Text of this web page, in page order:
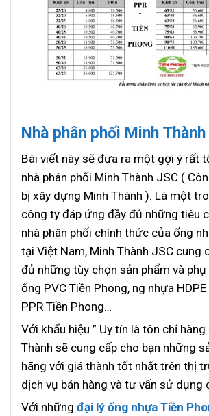
Nhà phân phối Minh
Bài viết này sẽ đưa ra một gợi ý rất
nhà phân phối Minh Thành JSC (
bị xây dựng Minh Thành ). Là một
công ty đáp ứng đầy đủ những tiêu
nhà phân phối chính thức của ống
tại Việt Nam, Minh Thành JSC cung
đủ những tùy chọn sản phẩm và
ống PVC Tiền Phong, ng nhựa
PPR Tiền Phong…
Với khẩu hiệu ” Uy tín là tôn chỉ hàng
Thành sẽ cung cấp cho bạn những
hãng với giá thành tốt nhất trên thị
dịch vụ bán hàng và tư vấn sử dụng
Với những đại lý ống nhựa Tiền